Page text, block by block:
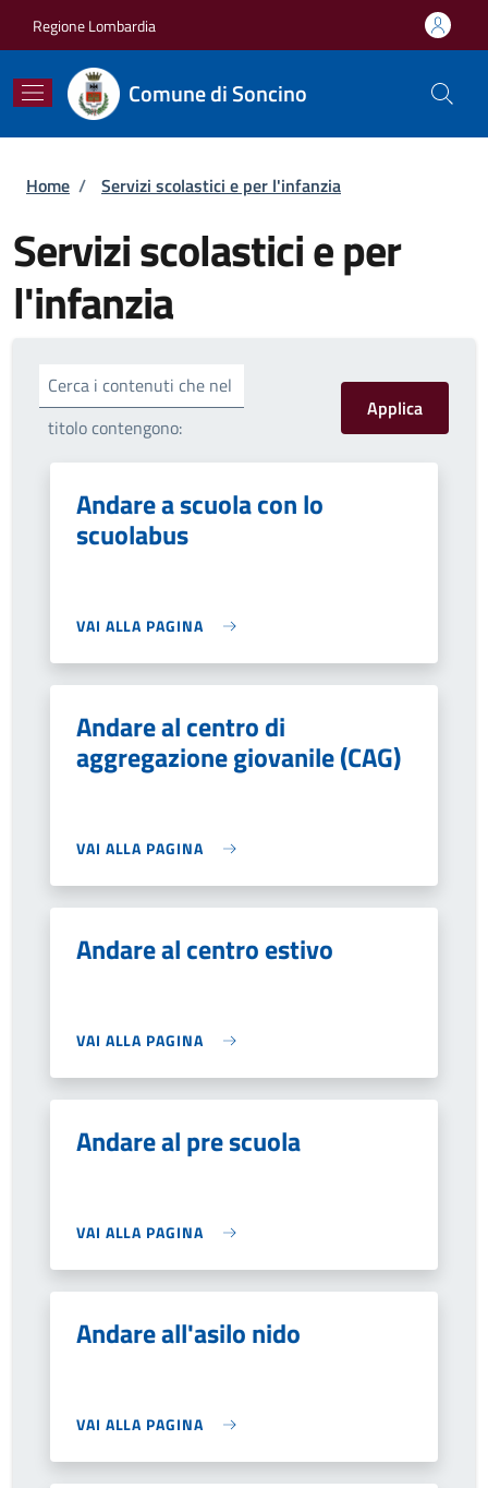
Regione Lombardia
Comune di Soncino
Briciole di pane
Home / Servizi scolastici e per l'infanzia
Servizi scolastici e per
l'infanzia
Cerca i contenuti che nel
titolo contengono:
Andare a scuola con lo
scuolabus
VAI ALLA PAGINA
Andare al centro di
aggregazione giovanile (CAG)
VAI ALLA PAGINA
Andare al centro estivo
VAI ALLA PAGINA
Andare al pre scuola
VAI ALLA PAGINA
Andare all'asilo nido
VAI ALLA PAGINA